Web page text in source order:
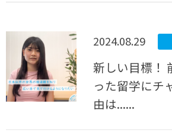
2024.08.29
新しい目標！
った留学にチ
由は......